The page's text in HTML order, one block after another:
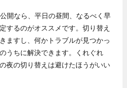
開なら、平日の昼間、なるべく早
するのがオススメです。切り替え
ますし、何かトラブルが見つかっ
うちに解決できます。くれぐれ
夜の切り替えは避けたほうがいい